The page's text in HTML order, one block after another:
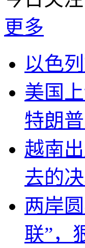
更多
以色
美国
特朗
越南
去的
两岸
联”，